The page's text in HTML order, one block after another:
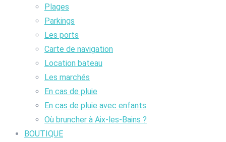
Plages
Parkings
Les ports
Carte de navigation
Location bateau
Les marchés
En cas de pluie
En cas de pluie avec enfants
Où bruncher à Aix-les-Bains ?
BOUTIQUE